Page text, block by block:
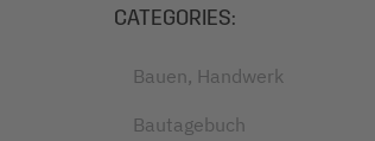
CATEGORIES:
Bauen, Handwerk
Bautagebuch